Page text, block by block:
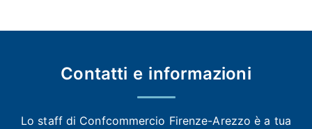
Contatti e informazioni
Lo staff di Confcommercio Firenze-Arezzoè a tua